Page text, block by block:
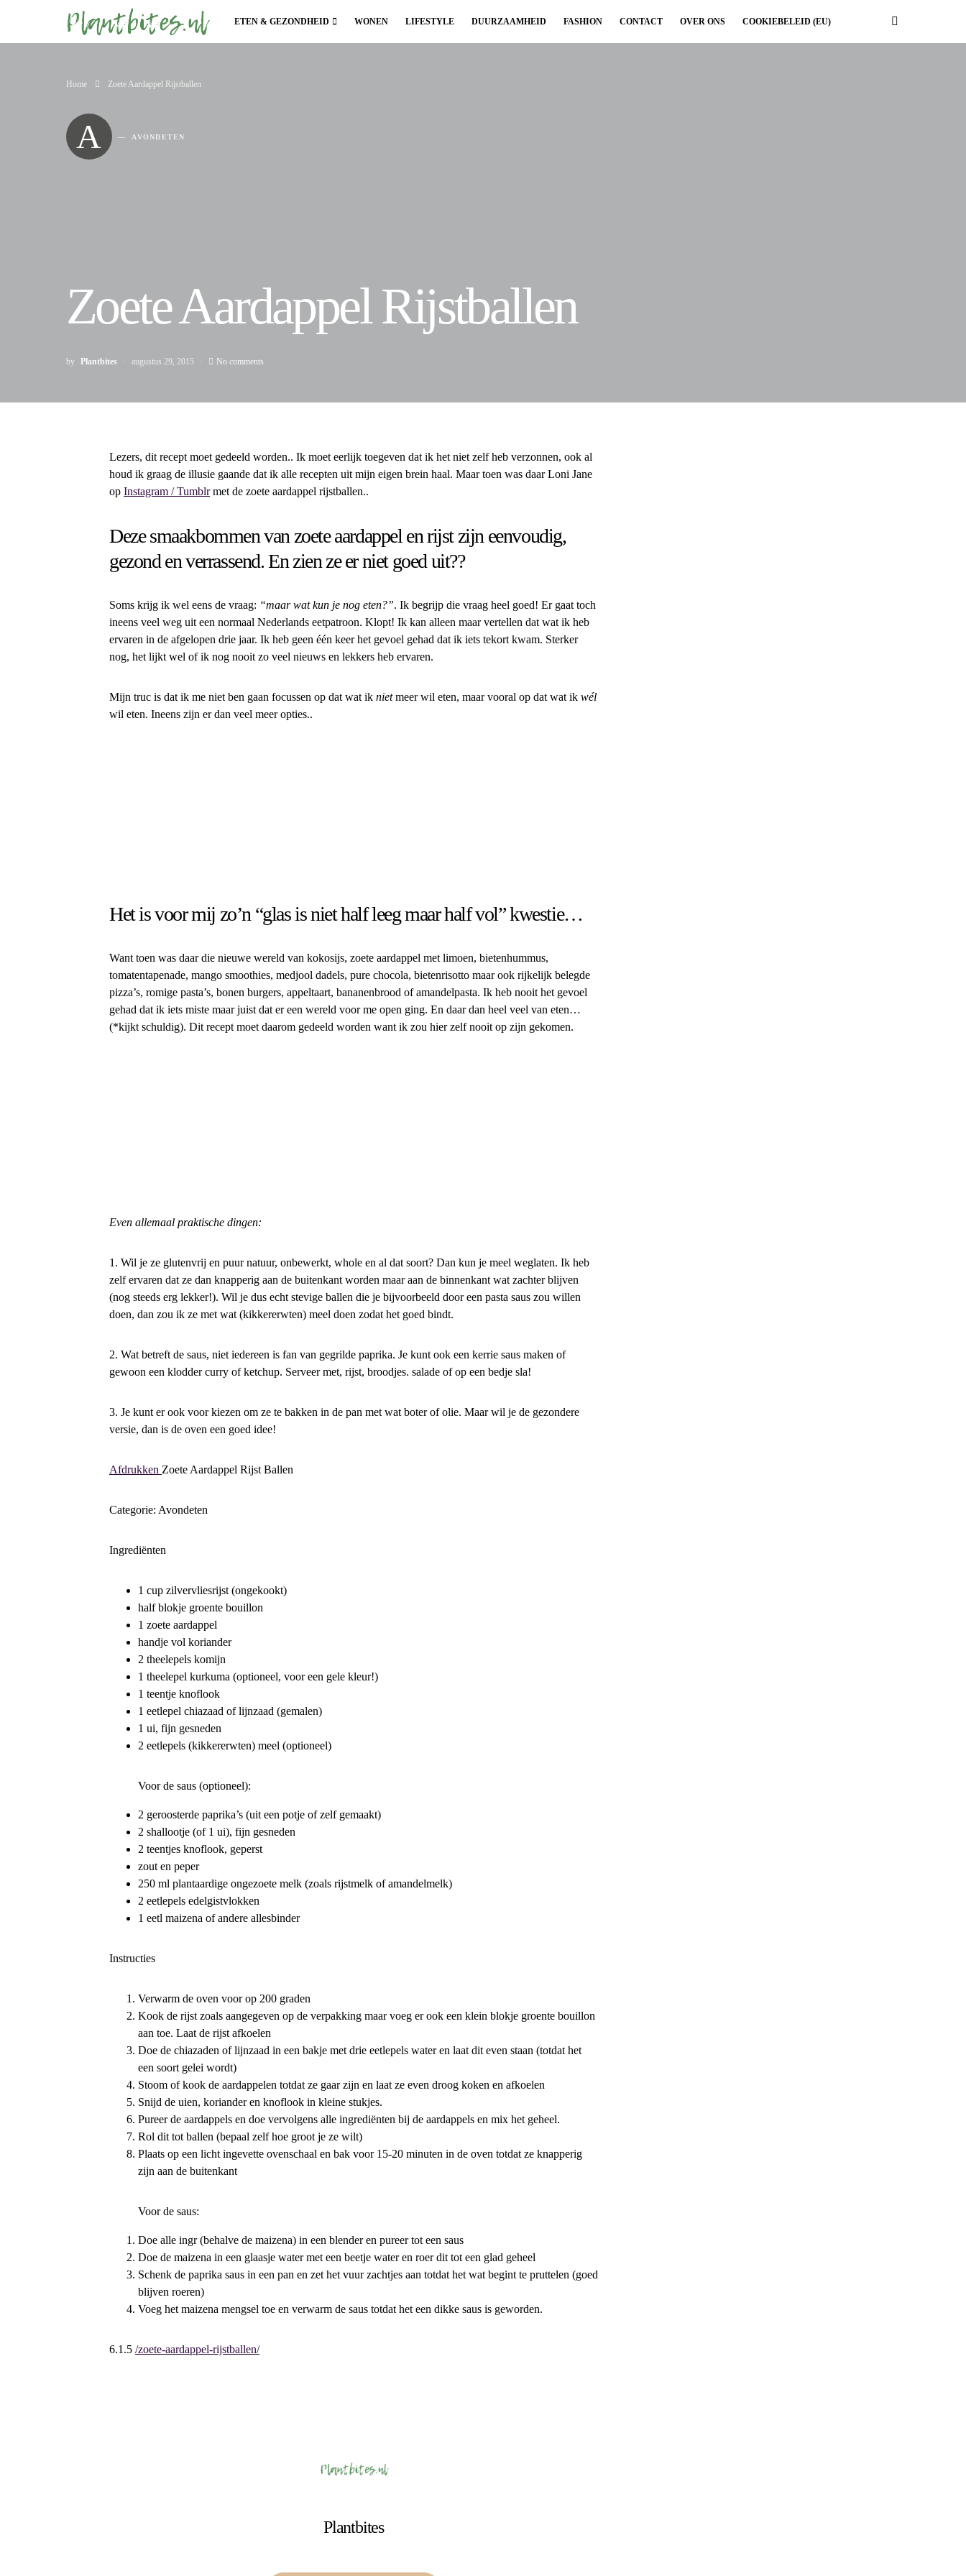
ETEN & GEZONDHEID WONEN LIFESTYLE DUURZAAMHEID FASHION CONTACT OVER ONS COOKIEBELEID (EU)
Home Zoete Aardappel Rijstballen
A AVONDETEN
Zoete Aardappel Rijstballen
by Plantbites augustus 29, 2015 No comments
Lezers, dit recept moet gedeeld worden.. Ik moet eerlijk toegeven dat ik het niet zelf heb verzonnen, ook al
houd ik graag de illusie gaande dat ik alle recepten uit mijn eigen brein haal. Maar toen was daar Loni Jane
op Instagram / Tumblrmet de zoete aardappel rijstballen..
Deze smaakbommen van zoete aardappel en rijst zijn eenvoudig,
gezond en verrassend. En zien ze er niet goed uit??
Soms krijg ik wel eens de vraag: “maar wat kun je nog eten?”. Ik begrijp die vraag heel goed! Er gaat toch
ineens veel weg uit een normaal Nederlands eetpatroon. Klopt! Ik kan alleen maar vertellen dat wat ik heb
ervaren in de afgelopen drie jaar. Ik heb geen één keer het gevoel gehad dat ik iets tekort kwam. Sterker
nog, het lijkt wel of ik nog nooit zo veel nieuws en lekkers heb ervaren.
Mijn truc is dat ik me niet ben gaan focussen op dat wat ik nietmeer wil eten, maar vooral op dat wat ik wél
wil eten. Ineens zijn er dan veel meer opties..
Het is voor mij zo’n “glas is niet half leeg maar half vol” kwestie…
Want toen was daar die nieuwe wereld van kokosijs, zoete aardappel met limoen, bietenhummus,
tomatentapenade, mango smoothies, medjool dadels, pure chocola, bietenrisotto maar ook rijkelijk belegde
pizza’s, romige pasta’s, bonen burgers, appeltaart, bananenbrood of amandelpasta. Ik heb nooit het gevoel
gehad dat ik iets miste maar juist dat er een wereld voor me open ging. En daar dan heel veel van eten…
(*kijkt schuldig). Dit recept moet daarom gedeeld worden want ik zou hier zelf nooit op zijn gekomen.
Even allemaal praktische dingen:
1. Wil je ze glutenvrij en puur natuur, onbewerkt, whole en al dat soort? Dan kun je meel weglaten. Ik heb
zelf ervaren dat ze dan knapperig aan de buitenkant worden maar aan de binnenkant wat zachter blijven
(nog steeds erg lekker!). Wil je dus echt stevige ballen die je bijvoorbeeld door een pasta saus zou willen
doen, dan zou ik ze met wat (kikkererwten) meel doen zodat het goed bindt.
2. Wat betreft de saus, niet iedereen is fan van gegrilde paprika. Je kunt ook een kerrie saus maken of
gewoon een klodder curry of ketchup. Serveer met, rijst, broodjes. salade of op een bedje sla!
3. Je kunt er ook voor kiezen om ze te bakken in de pan met wat boter of olie. Maar wil je de gezondere
versie, dan is de oven een goed idee!
Afdrukken Zoete Aardappel Rijst Ballen
Categorie: Avondeten
Ingrediënten
1 cup zilvervliesrijst (ongekookt)
half blokje groente bouillon
1 zoete aardappel
handje vol koriander
2 theelepels komijn
1 theelepel kurkuma (optioneel, voor een gele kleur!)
1 teentje knoflook
1 eetlepel chiazaad of lijnzaad (gemalen)
1 ui, fijn gesneden
2 eetlepels (kikkererwten) meel (optioneel)
Voor de saus (optioneel):
2 geroosterde paprika’s (uit een potje of zelf gemaakt)
2 shallootje (of 1 ui), fijn gesneden
2 teentjes knoflook, geperst
zout en peper
250 ml plantaardige ongezoete melk (zoals rijstmelk of amandelmelk)
2 eetlepels edelgistvlokken
1 eetl maizena of andere allesbinder
Instructies
Verwarm de oven voor op 200 graden
Kook de rijst zoals aangegeven op de verpakking maar voeg er ook een klein blokje groente bouillon
aan toe. Laat de rijst afkoelen
Doe de chiazaden of lijnzaad in een bakje met drie eetlepels water en laat dit even staan (totdat het
een soort gelei wordt)
Stoom of kook de aardappelen totdat ze gaar zijn en laat ze even droog koken en afkoelen
Snijd de uien, koriander en knoflook in kleine stukjes.
Pureer de aardappels en doe vervolgens alle ingrediënten bij de aardappels en mix het geheel.
Rol dit tot ballen (bepaal zelf hoe groot je ze wilt)
Plaats op een licht ingevette ovenschaal en bak voor 15-20 minuten in de oven totdat ze knapperig
zijn aan de buitenkant
Voor de saus:
Doe alle ingr (behalve de maizena) in een blender en pureer tot een saus
Doe de maizena in een glaasje water met een beetje water en roer dit tot een glad geheel
Schenk de paprika saus in een pan en zet het vuur zachtjes aan totdat het wat begint te pruttelen (goed
blijven roeren)
Voeg het maizena mengsel toe en verwarm de saus totdat het een dikke saus is geworden.
6.1.5 /zoete-aardappel-rijstballen/
Plantbites